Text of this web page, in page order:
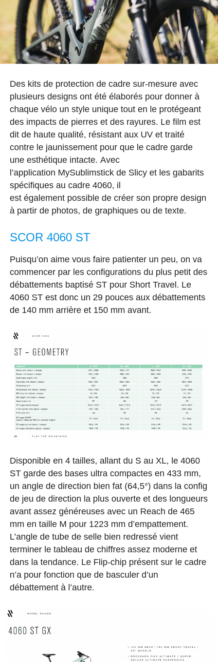
Des kits de protection de cadre sur-mesure avec
plusieurs designs ont été élaborés pour donner à
chaque vélo un style unique tout en le protégeant
des impacts de pierres et des rayures. Le film est
dit de haute qualité, résistant aux UV et traité
contre le jaunissement pour que le cadre garde
une esthétique intacte. Avec
l’application MySublimstick de Slicy et les gabarits
spécifiques au cadre 4060, il
est également possible de créer son propre design
à partir de photos, de graphiques ou de texte.
SCOR 4060 ST
Puisqu’on aime vous faire patienter un peu, on va
commencer par les configurations du plus petit des
débattements baptisé ST pour Short Travel. Le
4060 ST est donc un 29 pouces aux débattements
de 140 mm arrière et 150 mm avant.
Disponible en 4 tailles, allant du S au XL, le 4060
ST garde des bases ultra compactes en 433 mm,
un angle de direction bien fat (64,5°) dans la config
de jeu de direction la plus ouverte et des longueurs
avant assez généreuses avec un Reach de 465
mm en taille M pour 1223 mm d’empattement.
L’angle de tube de selle bien redressé vient
terminer le tableau de chiffres assez moderne et
dans la tendance. Le Flip-chip présent sur le cadre
n’a pour fonction que de basculer d’un
débattement à l’autre.